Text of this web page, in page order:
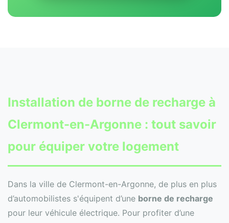
Installation de borne de recharge à
Clermont-en-Argonne : tout savoir
pour équiper votre logement
Dans la ville de Clermont-en-Argonne, de plus en plus
d’automobilistes s'équipent d’une borne de recharge
pour leur véhicule électrique. Pour profiter d’une